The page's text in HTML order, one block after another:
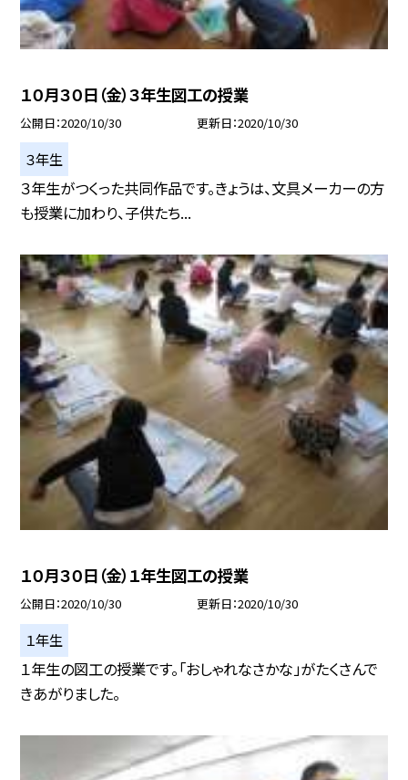
１０月３０日（金）３年生図工の授業
公開日 2020/10/30 更新日 2020/10/30
３年生
３年生がつくった共同作品です。きょうは、文具メーカーの方
も授業に加わり、子供たち...
１０月３０日（金）１年生図工の授業
公開日 2020/10/30 更新日 2020/10/30
１年生
１年生の図工の授業です。「おしゃれなさかな」がたくさんで
きあがりました。